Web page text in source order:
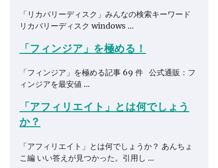
「リカバリーディスク」みんなの検索キーワード
リカバリーディスク windows …
「フィンジア」を極める！
「フィンジア」を極める記事 69 件 公式通販：フ
ィンジアを最安値 …
「アフィリエイト」とは何でしょう
か？
「アフィリエイト」とは何でしょうか？ あんちょ
こ編 いい答えが見つかった。引用し …